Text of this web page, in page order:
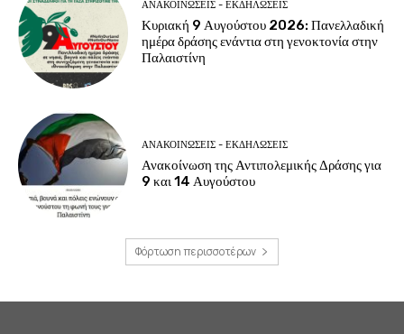
ΑΝΑΚΟΙΝΩΣΕΙΣ - ΕΚΔΗΛΩΣΕΙΣ
Κυριακή 9 Αυγούστου 2026: Πανελλαδική
ημέρα δράσης ενάντια στη γενοκτονία στην
Παλαιστίνη
ΑΝΑΚΟΙΝΩΣΕΙΣ - ΕΚΔΗΛΩΣΕΙΣ
Ανακοίνωση της Αντιπολεμικής Δράσης για
9 και 14 Αυγούστου
Φόρτωση περισσοτέρων